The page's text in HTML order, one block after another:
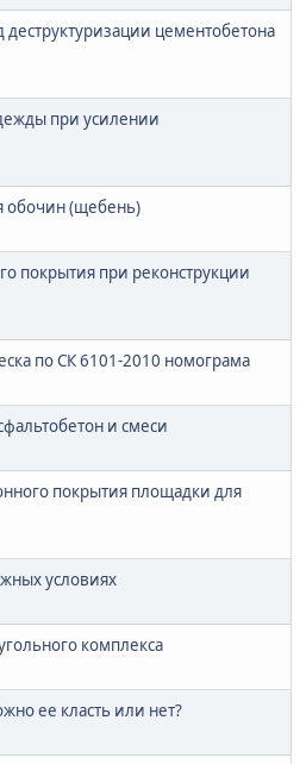
цементобетона
при усилении
обочин (щебень)
покрытия при реконструкции
по СК 6101-2010 номограма
и смеси
покрытия площадки для
условиях
комплекса
ее класть или нет?